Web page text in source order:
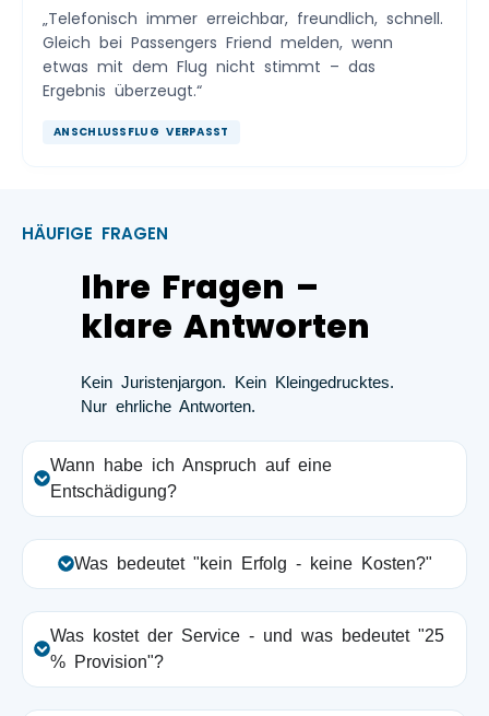
„Telefonisch immer erreichbar, freundlich, schnell.
Gleich bei Passengers Friend melden, wenn
etwas mit dem Flug nicht stimmt – das
Ergebnis überzeugt.“
ANSCHLUSSFLUG VERPASST
HÄUFIGE FRAGEN
Ihre Fragen –
klare Antworten
Kein Juristenjargon. Kein Kleingedrucktes.
Nur ehrliche Antworten.
Wann habe ich Anspruch auf eine
Entschädigung?
Was bedeutet "kein Erfolg - keine Kosten?"
Was kostet der Service - und was bedeutet "25
% Provision"?